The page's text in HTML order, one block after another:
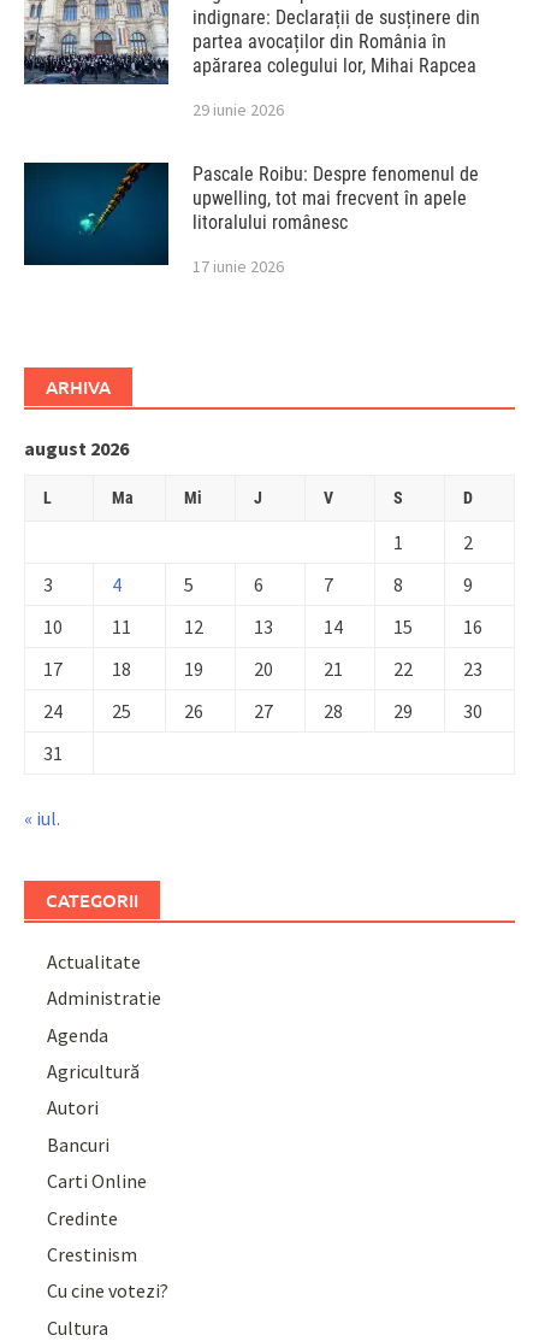
indignare: Declarații de susținere din
partea avocaților din România în
apărarea colegului lor, Mihai Rapcea
29 iunie 2026
Pascale Roibu: Despre fenomenul de
upwelling, tot mai frecvent în apele
litoralului românesc
17 iunie 2026
ARHIVA
august 2026
L Ma Mi J V S D
1
2
3
4 5 6 7 8
9
10
11 12 13 14 15
16
17
18 19 20 21 22
23
24
25 26 27 28 29
30
31
« iul.
CATEGORII
Actualitate
Administratie
Agenda
Agricultură
Autori
Bancuri
Carti Online
Credinte
Crestinism
Cu cine votezi?
Cultura